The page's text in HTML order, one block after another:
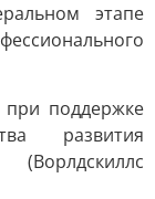
этапе
поддержке
развития